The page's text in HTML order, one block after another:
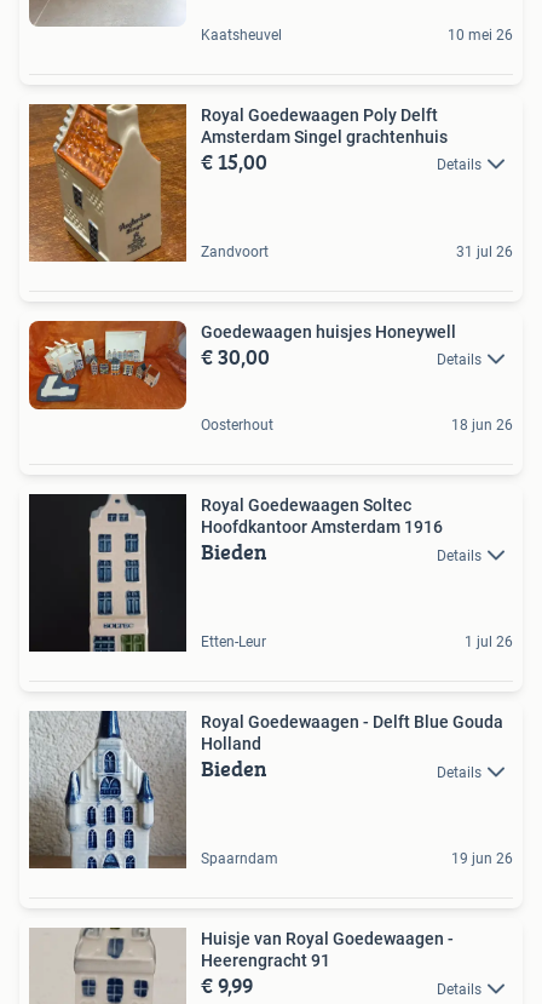
Kaatsheuvel 10 mei 26
Royal Goedewaagen Poly Delft
Amsterdam Singel grachtenhuis
€ 15,00 Details
Zandvoort 31 jul 26
Goedewaagen huisjes Honeywell
€ 30,00 Details
Oosterhout 18 jun 26
Royal Goedewaagen Soltec
Hoofdkantoor Amsterdam 1916
Bieden Details
Etten-Leur 1 jul 26
Royal Goedewaagen - Delft Blue Gouda
Holland
Bieden Details
Spaarndam 19 jun 26
Huisje van Royal Goedewaagen -
Heerengracht 91
€ 9,99 Details